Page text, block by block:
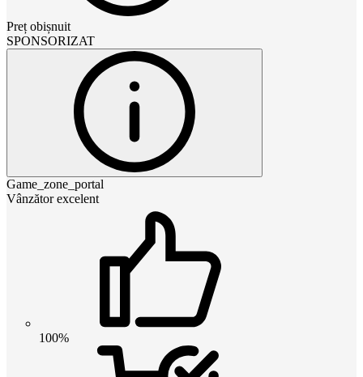
Preț obișnuit
SPONSORIZAT
Game_zone_portal
Vânzător excelent
100%